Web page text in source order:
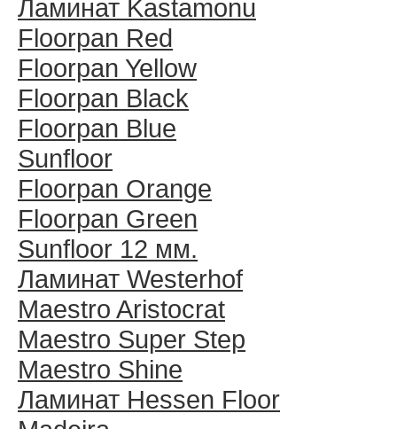
Ламинат Kastamonu
Floorpan Red
Floorpan Yellow
Floorpan Black
Floorpan Blue
Sunfloor
Floorpan Orange
Floorpan Green
Sunfloor 12 мм.
Ламинат Westerhof
Maestro Aristocrat
Maestro Super Step
Maestro Shine
Ламинат Hessen Floor